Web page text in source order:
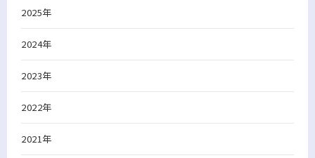
2025年
2024年
2023年
2022年
2021年